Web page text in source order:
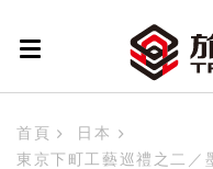
首頁
日本
東京下町工藝巡禮之二／